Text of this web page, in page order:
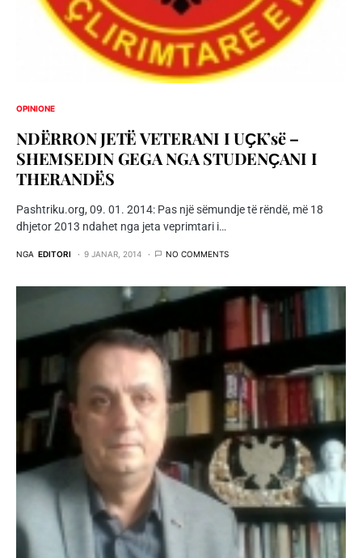
OPINIONE
NDËRRON JETË VETERANI I UҪK’së –
SHEMSEDIN GEGA NGA STUDENҪANI I
THERANDËS
Pashtriku.org, 09. 01. 2014: Pas një sëmundje të rëndë, më 18
dhjetor 2013 ndahet nga jeta veprimtari i…
NGA EDITORI 9 JANAR, 2014 NO COMMENTS